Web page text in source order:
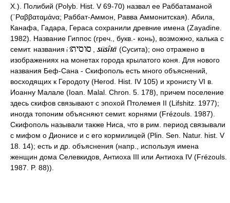
Х.). Полибий (Polyb. Hist. V 69-70) назвал ее Раббатаманой
(῾Ραββαταμάνα; Раббат-Аммон, Равва Аммонитская). Абила,
Канафа, Гадара, Гераса сохранили древние имена (Zayadine.
1982). Название Гиппос (греч., букв.- конь), возможно, калька с
семит. названия
(Сусита); оно отражено в
изображениях на монетах города крылатого коня. Для нового
названия Беф-Сана - Скифополь есть много объяснений,
восходящих к Геродоту (Herod. Hist. IV 105) и хронисту VI в.
Иоанну Малале (Ioan. Malal. Chron. 5. 178), причем поселение
здесь скифов связывают с эпохой Птолемея II (Lifshitz. 1977);
иногда топоним объясняют семит. корнями (Frézouls. 1987).
Скифополь называли также Ниса, что в рим. период связывали
с мифом о Дионисе и с его кормилицей (Plin. Sen. Natur. hist. V
18. 14); есть и др. объяснения (напр., используя имена
женщин дома Cелевкидов, Антиоха III или Антиоха IV (Frézouls.
1987. P. 88)).